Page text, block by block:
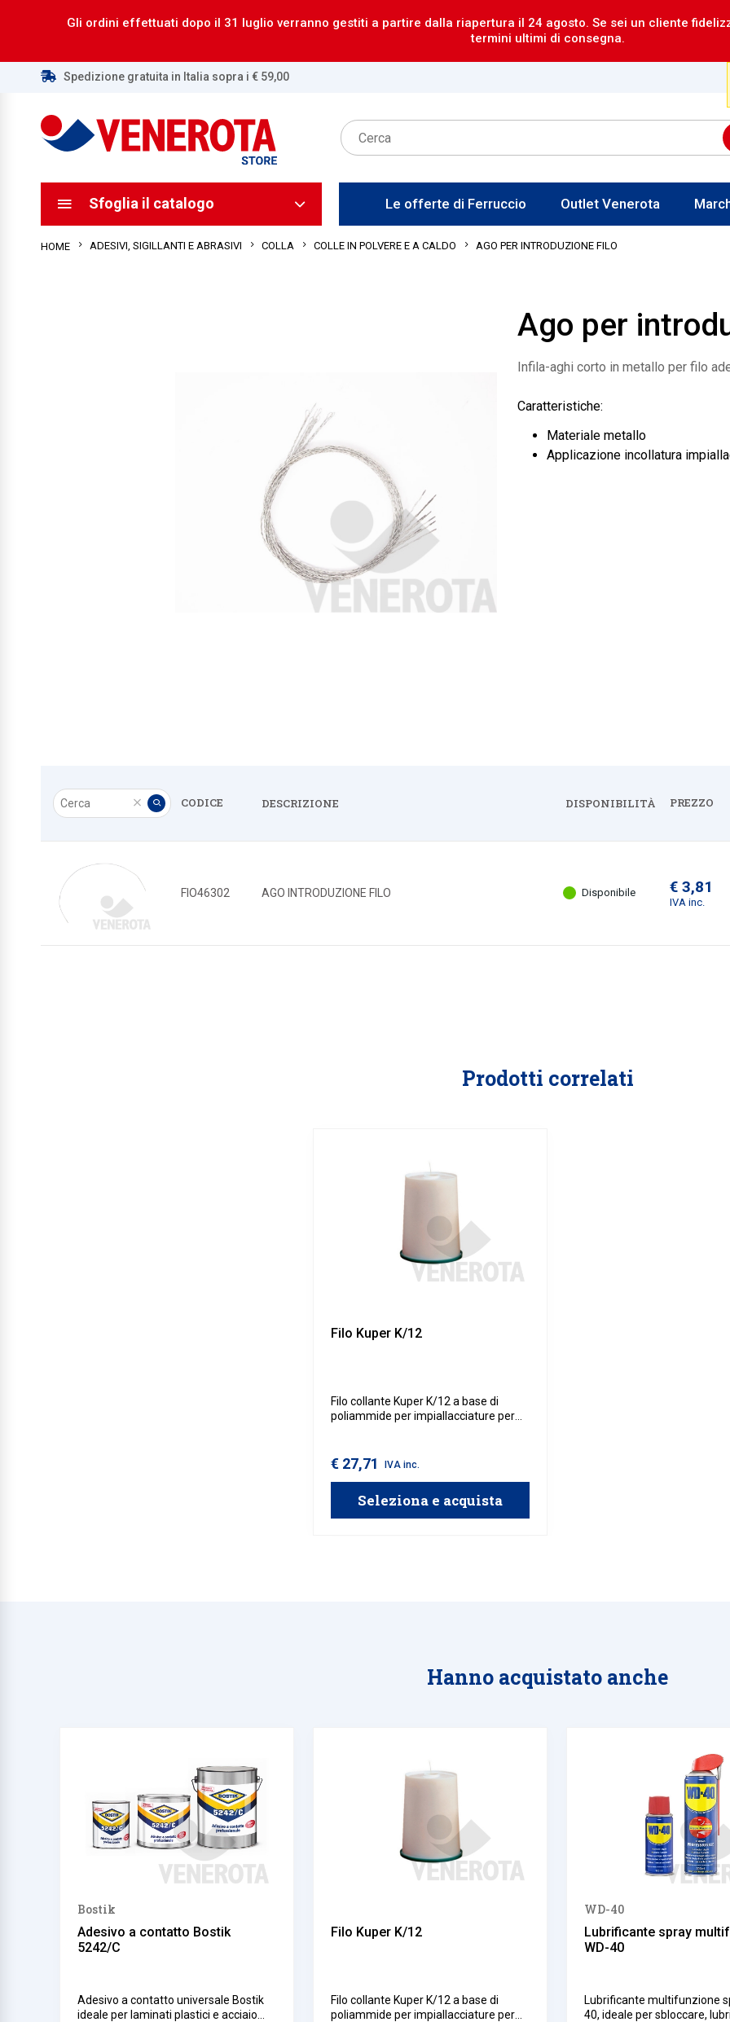
Gli ordini effettuati dopo il 31 luglio verranno gestiti a partire dalla riapertura il 24 agosto. Se sei un cliente
termini ultimi di consegna.
Spedizione gratuita in Italia sopra i € 59,00
Sfoglia il catalogo Le offerte di Ferruccio Outlet Venerota
HOME ADESIVI, SIGILLANTI E ABRASIVI COLLA COLLE IN POLVERE E A CALDO AGO PER INTRODUZIONE FILO
Ago per
Infila-aghi corto in metallo per filo
Caratteristiche:
Materiale metallo
Applicazione incollatura
Applica
Pulisci CODICE DESCRIZIONE Espandi
DISPONIBILITÀ PREZZO
FIO46302 AGO INTRODUZIONE FILO Disponibile € 3,81
IVA inc.
Prodotti correlati
Filo Kuper K/12
Filo collante Kuper K/12 a base di
poliammide per impiallacciature per
HKL/2,HKL/3,HFKZ/4.
€ 27,71 IVA inc.
Seleziona e acquista
Hanno acquistato anche
Bostik
Adesivo a contatto Bostik
5242/C
Adesivo a contatto universale Bostik
ideale per laminati plastici e acciaio
Filo Kuper K/12
Filo collante Kuper K/12 a base di
poliammide per impiallacciature per
WD-40
Lubrificante spray
WD-40
Lubrificante multifunzione
40, ideale per sbloccare,